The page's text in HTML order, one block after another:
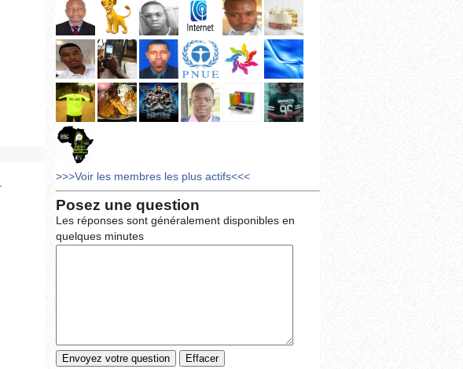
>>>Voir les membres les plus actifs<<<
Posez une question
Les réponses sont généralement disponibles en
quelques minutes